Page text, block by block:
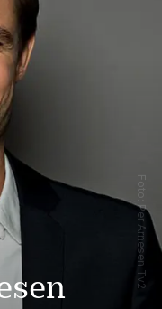
Foto: Per Arnesen Tv2